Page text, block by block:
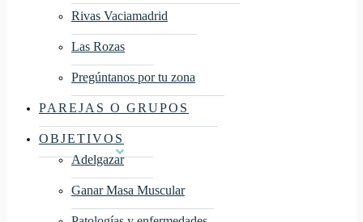
Rivas Vaciamadrid
Las Rozas
Pregúntanos por tu zona
PAREJAS O GRUPOS
OBJETIVOS
Adelgazar
Ganar Masa Muscular